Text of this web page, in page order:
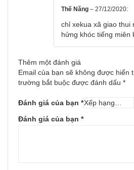
Thế Năng – 27/12/2020:
chỉ xekua xã giao thui
hửng khóc tiếng miên
Thêm một đánh giá
Email của bạn sẽ không được hiển
trường bắt buộc được đánh dấu *
Đánh giá của bạn *
Đánh giá của bạn *